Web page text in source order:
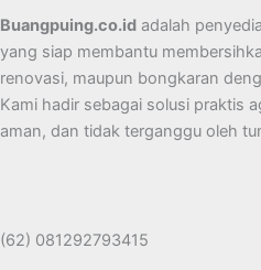
Buangpuing.co.id adalah penyedia
yang siap membantu
renovasi, maupun bongkaran
Kami hadir sebagai solusi praktis
aman, dan tidak terganggu oleh
(62) 081292793415